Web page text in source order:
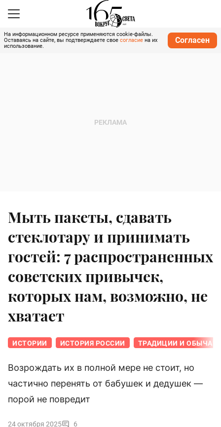
На информационном ресурсе применяются cookie-файлы.
Оставаясь на сайте, вы подтверждаете свое согласие на их
использование.
Согласен
Мыть пакеты, сдавать
стеклотару и принимать
гостей: 7 распространенных
советских привычек,
которых нам, возможно, не
хватает
ИСТОРИИ ИСТОРИЯ РОССИИ ТРАДИЦИИ И ОБЫЧАИ
Возрождать их в полной мере не стоит, но
частично перенять от бабушек и дедушек —
порой не повредит
24 октября 2025 6